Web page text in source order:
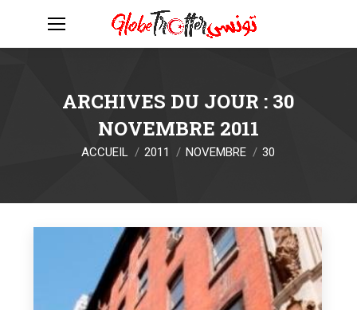
ARCHIVES DU JOUR : 30
NOVEMBRE 2011
Vous êtes ici :
ACCUEIL 2011 NOVEMBRE 30